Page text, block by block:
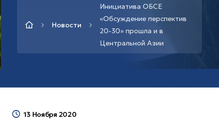
Новости
Инициатива ОБСЕ
«Обсуждение перспектив
20-30» прошла и в
Центральной Азии
13 Ноября 2020